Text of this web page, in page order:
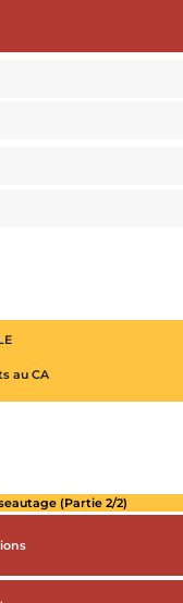
au CA
(Partie 2/2)